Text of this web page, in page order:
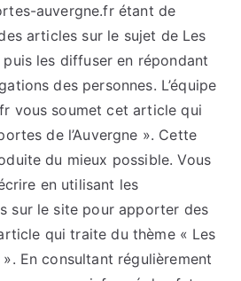
auvergne.fr étant de
articles sur le sujet de Les
puis les diffuser en répondant
des personnes. L’équipe
vous soumet cet article qui
de l’Auvergne ». Cette
du mieux possible. Vous
en utilisant les
sur le site pour apporter des
qui traite du thème « Les
». En consultant régulièrement